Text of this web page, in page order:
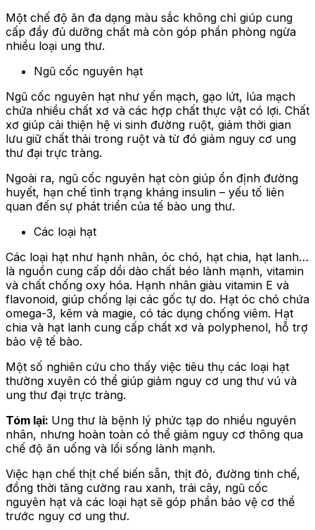
Một chế độ ăn đa dạng màu sắc không chỉ giúp cung
cấp đầy đủ dưỡng chất mà còn góp phần phòng ngừa
nhiều loại ung thư.
Ngũ cốc nguyên hạt
Ngũ cốc nguyên hạt như yến mạch, gạo lứt, lúa mạch
chứa nhiều chất xơ và các hợp chất thực vật có lợi. Chất
xơ giúp cải thiện hệ vi sinh đường ruột, giảm thời gian
lưu giữ chất thải trong ruột và từ đó giảm nguy cơ ung
thư đại trực tràng.
Ngoài ra, ngũ cốc nguyên hạt còn giúp ổn định đường
huyết, hạn chế tình trạng kháng insulin – yếu tố liên
quan đến sự phát triển của tế bào ung thư.
Các loại hạt
Các loại hạt như hạnh nhân, óc chó, hạt chia, hạt lanh…
là nguồn cung cấp dồi dào chất béo lành mạnh, vitamin
và chất chống oxy hóa. Hạnh nhân giàu vitamin E và
flavonoid, giúp chống lại các gốc tự do. Hạt óc chó chứa
omega-3, kẽm và magie, có tác dụng chống viêm. Hạt
chia và hạt lanh cung cấp chất xơ và polyphenol, hỗ trợ
bảo vệ tế bào.
Một số nghiên cứu cho thấy việc tiêu thụ các loại hạt
thường xuyên có thể giúp giảm nguy cơ ung thư vú và
ung thư đại trực tràng.
Tóm lại: Ung thư là bệnh lý phức tạp do nhiều nguyên
nhân, nhưng hoàn toàn có thể giảm nguy cơ thông qua
chế độ ăn uống và lối sống lành mạnh.
Việc hạn chế thịt chế biến sẵn, thịt đỏ, đường tinh chế,
đồng thời tăng cường rau xanh, trái cây, ngũ cốc
nguyên hạt và các loại hạt sẽ góp phần bảo vệ cơ thể
trước nguy cơ ung thư.